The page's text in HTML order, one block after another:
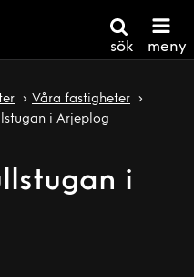
sök meny
Våra fastigheter
i Arjeplog
i